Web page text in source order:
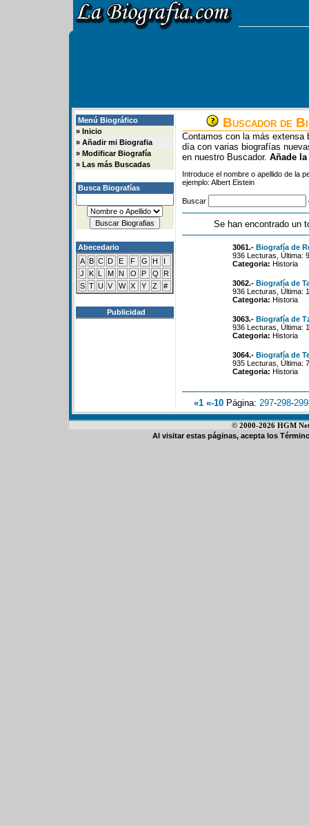
Menú Biográfico
» Inicio
» Añadir mi Biografia
» Modificar Biografía
» Las más Buscadas
Busca Biografías
Abecedario
A B C D E F G H
I
J
K L M N O P Q
R
S T U V W X Y Z #
Publicidad
Buscador de
Contamos con la más extensa
día con varias biografías
en nuestro Buscador. Añade
Introduce el nombre o apellido de la
ejemplo: Albert Eistein
Buscar
Se han encontrado un
3061.- Biografía de
936 Lecturas, Última:
Categoria: Historia
3062.- Biografía de
936 Lecturas, Última:
Categoria: Historia
3063.- Biografía de
936 Lecturas, Última:
Categoria: Historia
3064.- Biografía de
935 Lecturas, Última:
Categoria: Historia
«1 «-10 Página: 297-298-299
© 2000-2026 HGM
Al visitar estas páginas, acepta los